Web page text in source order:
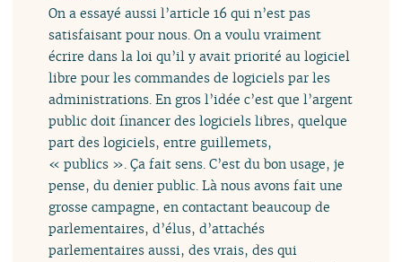
On a essayé aussi l’article 16 qui n’est pas
satisfaisant pour nous. On a voulu vraiment
écrire dans la loi qu’il y avait priorité au logiciel
libre pour les commandes de logiciels par les
administrations. En gros l’idée c’est que l’argent
public doit financer des logiciels libres, quelque
part des logiciels, entre guillemets,
« publics ». Ça fait sens. C’est du bon usage, je
pense, du denier public. Là nous avons fait une
grosse campagne, en contactant beaucoup de
parlementaires, d’élus, d’attachés
parlementaires aussi, des vrais, des qui